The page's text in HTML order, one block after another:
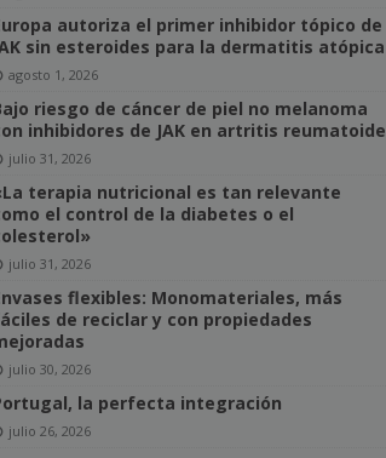
autoriza el primer inhibidor tópico de
sin esteroides para la dermatitis atópica
agosto 1, 2026
riesgo de cáncer de piel no melanoma
inhibidores de JAK en artritis reumatoide
julio 31, 2026
terapia nutricional es tan relevante
el control de la diabetes o el
julio 31, 2026
flexibles: Monomateriales, más
de reciclar y con propiedades
julio 30, 2026
la perfecta integración
julio 26, 2026